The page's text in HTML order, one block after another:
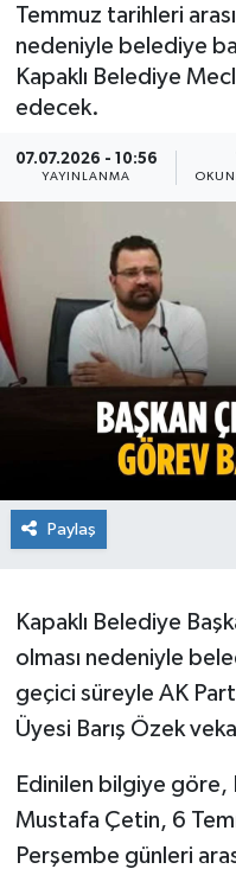
Temmuz tarihleri
nedeniyle belediye
Kapaklı Belediye
edecek.
07.07.2026 - 10:56
YAYINLANMA
Paylaş
Kapaklı Belediye
olması nedeniyle
geçici süreyle AK
Üyesi Barış Özek
Edinilen bilgiye göre,
Mustafa Çetin, 6
Perşembe günleri
Siyaset
Resmi Reklamlar
Ekonomi
Sağlık
Teknoloji
Yaşam
Tüm Manşetler
Son Dakika